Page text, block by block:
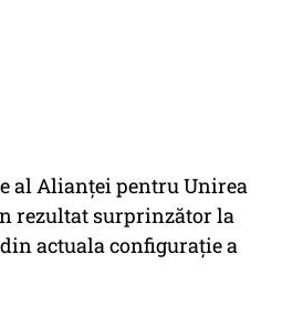
al Alianței pentru Unirea
rezultat surprinzător la
actuala configurație a